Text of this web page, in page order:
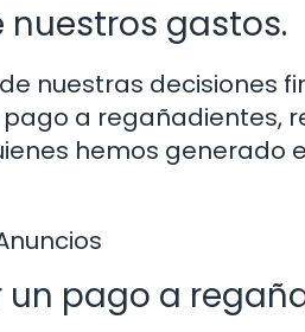
gastos.
nuestras decisiones
a regañadientes,
hemos generado
pago a